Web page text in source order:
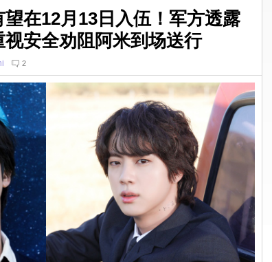
在12月13日入伍！军方透露
安全劝阻阿米到场送行
2